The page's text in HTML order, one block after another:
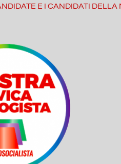
E I CANDIDATI DELLA